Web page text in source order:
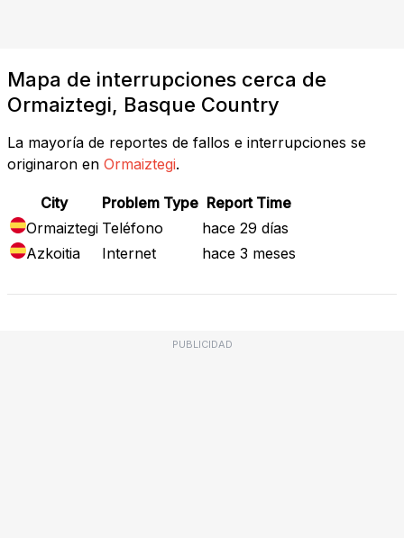
Mapa de interrupciones cerca de
Ormaiztegi, Basque Country
La mayoría de reportes de fallos e interrupciones se
originaron en Ormaiztegi.
City Problem Type Report Time
Ormaiztegi Teléfono
hace 29 días
Azkoitia
Internet hace 3 meses
PUBLICIDAD